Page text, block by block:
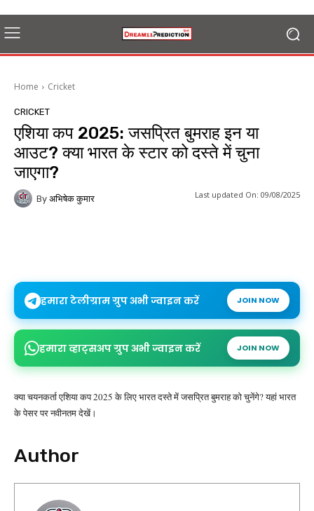
Home Cricket
CRICKET
एशिया कप 2025: जसप्रित बुमराह इन या
आउट? क्या भारत के स्टार को दस्ते में चुना
जाएगा?
By अभिषेक कुमार Last updated On: 09/08/2025
हमारा टेलीग्राम ग्रुप अभी ज्वाइन करें JOIN NOW
हमारा व्हाट्सअप ग्रुप अभी ज्वाइन करें JOIN NOW
क्या चयनकर्ता एशिया कप 2025 के लिए भारत दस्ते में जसप्रित बुमराह को चुनेंगे? यहां भारत
के पेसर पर नवीनतम देखें।
Author